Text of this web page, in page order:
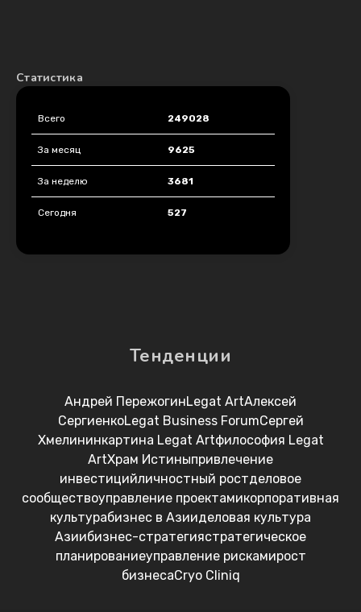
Статистика
Всего 249028
За месяц 9625
За неделю 3681
Сегодня 527
Тенденции
Андрей ПережогинLegat ArtАлексей
СергиенкоLegat Business ForumСергей
Хмелининкартина Legat Artфилософия Legat
ArtХрам Истиныпривлечение
инвестицийличностный ростделовое
сообществоуправление проектамикорпоративная
культурабизнес в Азииделовая культура
Азиибизнес-стратегиястратегическое
планированиеуправление рискамирост
бизнесаCryo Cliniq